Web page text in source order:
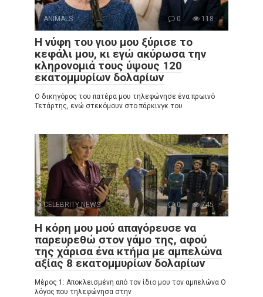
ANIMALS 0 118
Η νύφη του γιου μου ξύρισε το
κεφάλι μου, κι εγώ ακύρωσα την
κληρονομιά τους ύψους 120
εκατομμυρίων δολαρίων
Ο δικηγόρος του πατέρα μου τηλεφώνησε ένα πρωινό
Τετάρτης, ενώ στεκόμουν στο πάρκινγκ του
CELEBRITY NEWS 0 745
Η κόρη μου μού απαγόρευσε να
παρευρεθώ στον γάμο της, αφού
της χάρισα ένα κτήμα με αμπελώνα
αξίας 8 εκατομμυρίων δολαρίων
Μέρος 1: Αποκλεισμένη από τον ίδιο μου τον αμπελώνα Ο
λόγος που τηλεφώνησα στην